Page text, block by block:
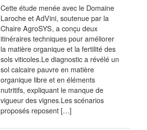
Cette étude menée avec le Domaine
Laroche et AdVini, soutenue par la
Chaire AgroSYS, a conçu deux
itinéraires techniques pour améliorer
la matière organique et la fertilité des
sols viticoles.Le diagnostic a révélé un
sol calcaire pauvre en matière
organique libre et en éléments
nutritifs, expliquant le manque de
vigueur des vignes.Les scénarios
proposés reposent […]